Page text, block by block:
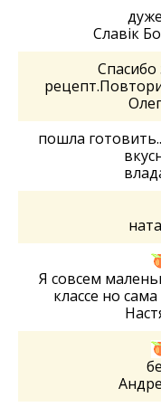
Славік
Олег
пошла
ната
Я совсем
классе но